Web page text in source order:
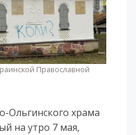
Православной
храма
на утро 7 мая,